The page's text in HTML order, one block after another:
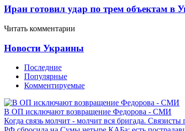
Иран готовил удар по трем объектам в
Читать комментарии
Новости Украины
Последние
Популярные
Комментируемые
В ОП исключают возвращение Федорова - СМИ
Когда связь молчит - молчит вся бригада.